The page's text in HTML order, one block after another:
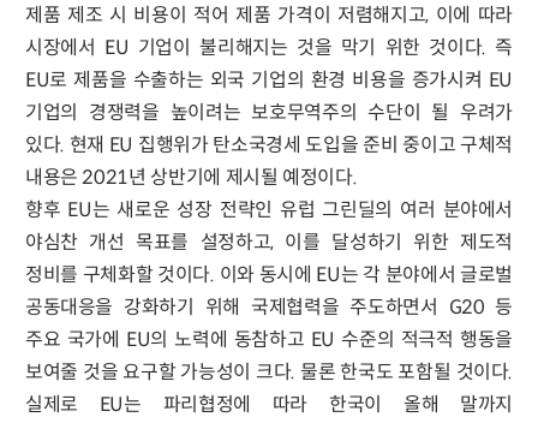
제품 제조 시 비용이 적어 제품 가격이 저렴해지고, 이에 따라
시장에서 EU 기업이 불리해지는 것을 막기 위한 것이다. 즉
EU로 제품을 수출하는 외국 기업의 환경 비용을 증가시켜 EU
기업의 경쟁력을 높이려는 보호무역주의 수단이 될 우려가
있다. 현재 EU 집행위가 탄소국경세 도입을 준비 중이고 구체적
내용은 2021년 상반기에 제시될 예정이다.
향후 EU는 새로운 성장 전략인 유럽 그린딜의 여러 분야에서
야심찬 개선 목표를 설정하고, 이를 달성하기 위한 제도적
정비를 구체화할 것이다. 이와 동시에 EU는 각 분야에서 글로벌
공동대응을 강화하기 위해 국제협력을 주도하면서 G20 등
주요 국가에 EU의 노력에 동참하고 EU 수준의 적극적 행동을
보여줄 것을 요구할 가능성이 크다. 물론 한국도 포함될 것이다.
실제로 EU는 파리협정에 따라 한국이 올해 말까지